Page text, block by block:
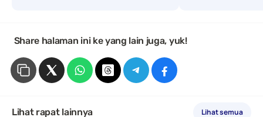
Share halaman ini ke yang lain juga, yuk!
Lihat rapat lainnya Lihat semua